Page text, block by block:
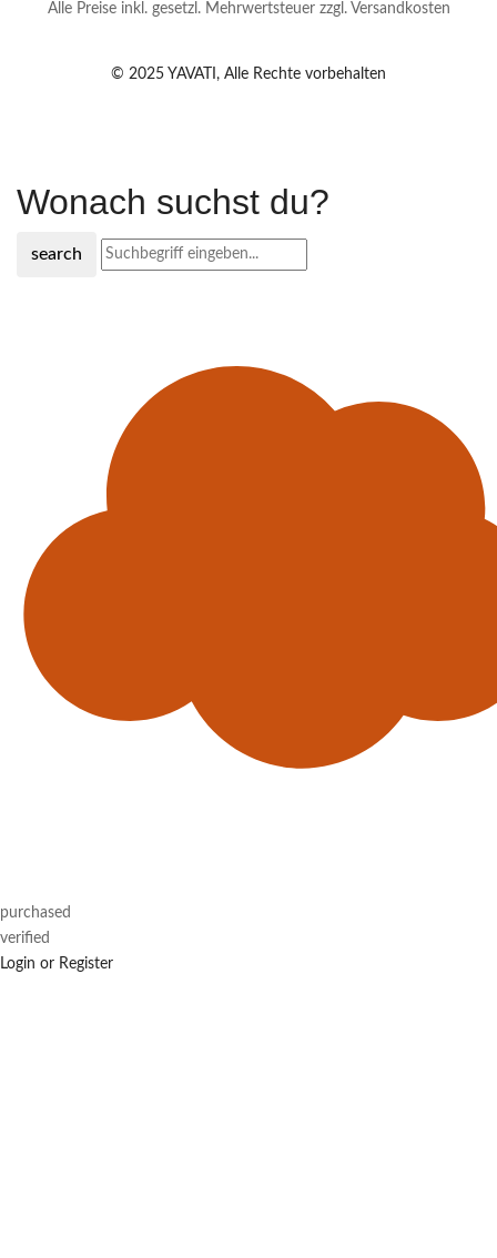
Alle Preise inkl. gesetzl. Mehrwertsteuer zzgl. Versandkosten
© 2025 YAVATI, Alle Rechte vorbehalten
Wonach suchst du?
search
purchased
verified
Login or Register